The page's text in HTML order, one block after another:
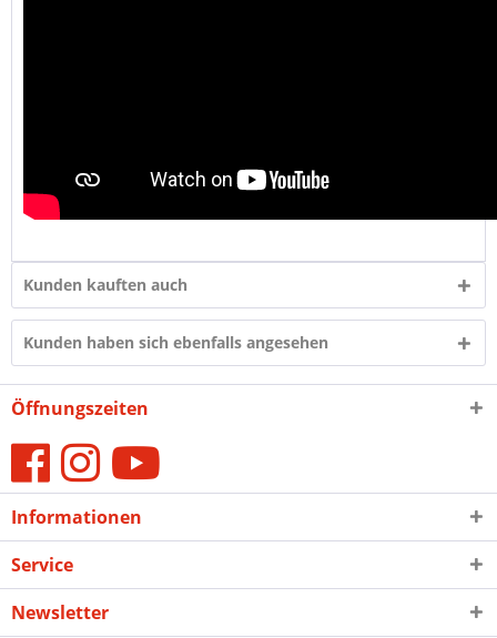
Kunden kauften auch
Kunden haben sich ebenfalls angesehen
Öffnungszeiten
Informationen
Service
Newsletter